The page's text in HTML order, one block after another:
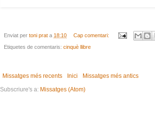
Enviat per toni prat a 18:10 Cap comentari:
Etiquetes de comentaris: cinquè llibre
Missatges més recents Missatges més antics
Inici
Subscriure's a: Missatges (Atom)